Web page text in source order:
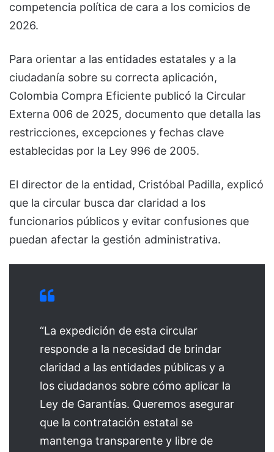
competencia política de cara a los comicios de
2026.
Para orientar a las entidades estatales y a la
ciudadanía sobre su correcta aplicación,
Colombia Compra Eficiente publicó la Circular
Externa 006 de 2025, documento que detalla las
restricciones, excepciones y fechas clave
establecidas por la Ley 996 de 2005.
El director de la entidad, Cristóbal Padilla, explicó
que la circular busca dar claridad a los
funcionarios públicos y evitar confusiones que
puedan afectar la gestión administrativa.
“La expedición de esta circular
responde a la necesidad de brindar
claridad a las entidades públicas y a
los ciudadanos sobre cómo aplicar la
Ley de Garantías. Queremos asegurar
que la contratación estatal se
mantenga transparente y libre de